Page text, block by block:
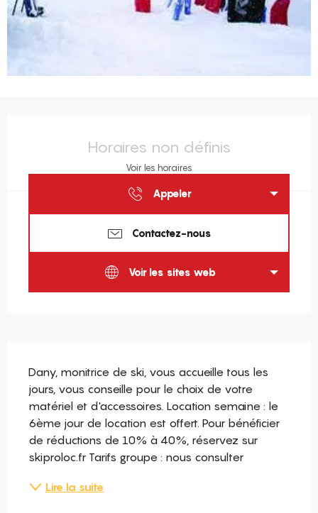
Horaires non définis
Voir les horaires
Appeler
Contactez-nous
Voir les sites web
Dany, monitrice de ski, vous accueille tous les
jours, vous conseille pour le choix de votre
matériel et d'accessoires. Location semaine : le
6ème jour de location est offert. Pour bénéficier
de réductions de 10% à 40%, réservez sur
skiproloc.fr Tarifs groupe : nous consulter
Lire la suite